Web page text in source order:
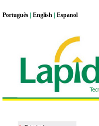
Português English Espanol